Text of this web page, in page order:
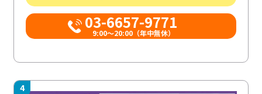
03-6657-9771
9:00～20:00（年中無休）
4